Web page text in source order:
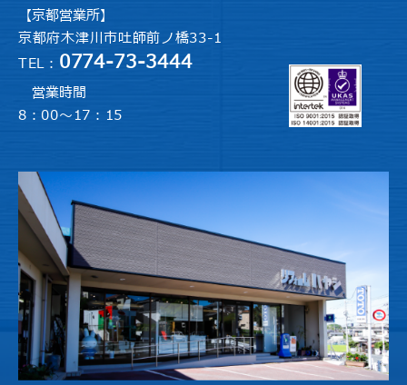
【京都営業所】
京都府木津川市吐師前ノ橋33-1
TEL： 0774-73-3444
営業時間
8：00～17：15